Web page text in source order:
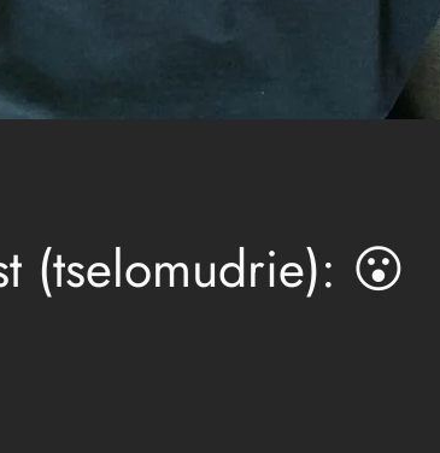
(tselomudrie): 😮